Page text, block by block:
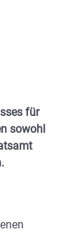
für
sowohl